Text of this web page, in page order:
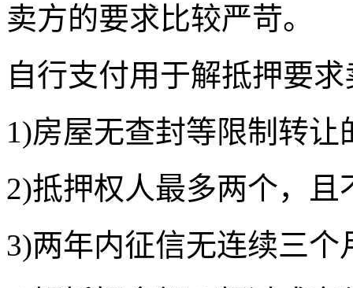
卖方的要求比较严苛。
自行支付用于解抵押要
1)房屋无查封等限制转让
2)抵押权人最多两个，且
3)两年内征信无连续三